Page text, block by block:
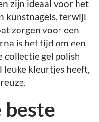
zijn ideaal voor het
kunstnagels, terwijl
zorgen voor een
is het tijd om een
collectie gel polish
leuke kleurtjes heeft,
beste